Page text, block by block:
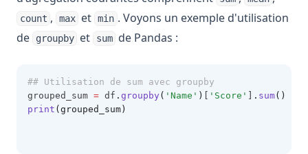
count , max et min . Voyons un exemple d'utilisation
de
groupby et sum de Pandas :
## Utilisation de sum avec groupby
grouped_sum = df . groupby ( 'Name' ) 'Score' . sum()
print (grouped_sum)